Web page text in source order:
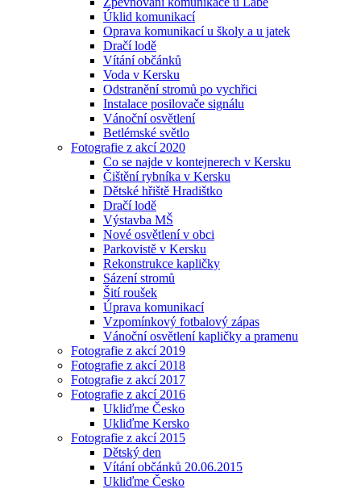
Úklid komunikací
Oprava komunikací u školy a u jatek
Dračí lodě
Vítání občánků
Voda v Kersku
Odstranění stromů po vychřici
Instalace posilovače signálu
Vánoční osvětlení
Betlémské světlo
Fotografie z akcí 2020
Co se najde v kontejnerech v Kersku
Čištění rybníka v Kersku
Dětské hřiště Hradištko
Dračí lodě
Výstavba MŠ
Nové osvětlení v obci
Parkovistě v Kersku
Rekonstrukce kapličky
Sázení stromů
Šití roušek
Úprava komunikací
Vzpomínkový fotbalový zápas
Vánoční osvětlení kapličky a pramenu
Fotografie z akcí 2019
Fotografie z akcí 2018
Fotografie z akcí 2017
Fotografie z akcí 2016
Ukliďme Česko
Ukliďme Kersko
Fotografie z akcí 2015
Dětský den
Vítání občánků 20.06.2015
Ukliďme Česko